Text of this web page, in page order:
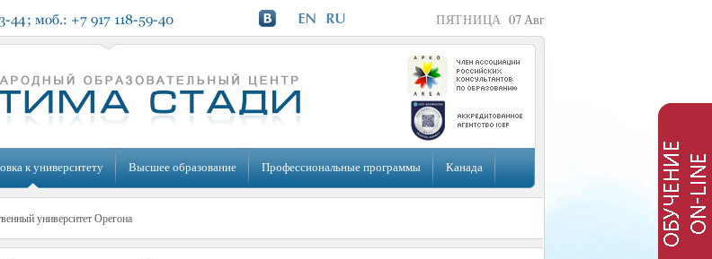
ПЯТНИЦА 07Авг
к университету Высшее образование Профессиональные программы Канада
университет Орегона